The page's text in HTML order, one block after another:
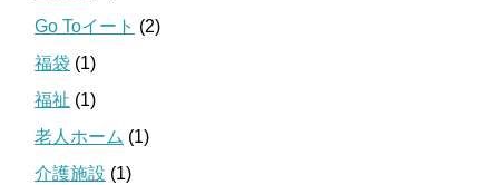
Go Toイート (2)
福袋 (1)
福祉 (1)
老人ホーム (1)
介護施設 (1)